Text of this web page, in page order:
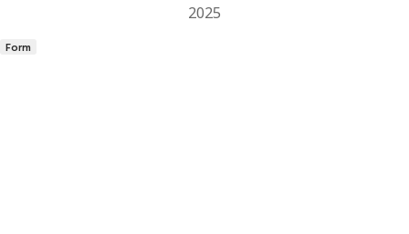
2025
Form